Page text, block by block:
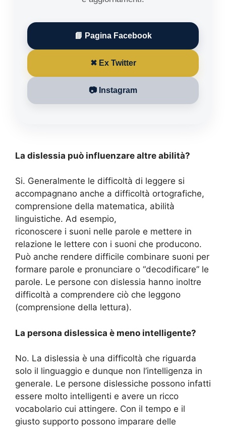
📘 Pagina Facebook
✖ Ex Twitter
📷 Instagram
La dislessia può influenzare altre abilità?
Si. Generalmente le difficoltà di leggere si
accompagnano anche a difficoltà ortografiche,
comprensione della matematica, abilità
linguistiche. Ad esempio,
riconoscere i suoni nelle parole e mettere in
relazione le lettere con i suoni che producono.
Può anche rendere difficile combinare suoni per
formare parole e pronunciare o “decodificare” le
parole. Le persone con dislessia hanno inoltre
difficoltà a comprendere ciò che leggono
(comprensione della lettura).
La persona dislessica è meno intelligente?
No. La dislessia è una difficoltà che riguarda
solo il linguaggio e dunque non l’intelligenza in
generale. Le persone dislessiche possono infatti
essere molto intelligenti e avere un ricco
vocabolario cui attingere. Con il tempo e il
giusto supporto possono imparare delle